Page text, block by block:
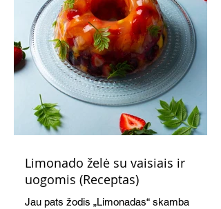
Limonado želė su vaisiais ir
uogomis (Receptas)
Jau pats žodis „Limonadas“ skamba